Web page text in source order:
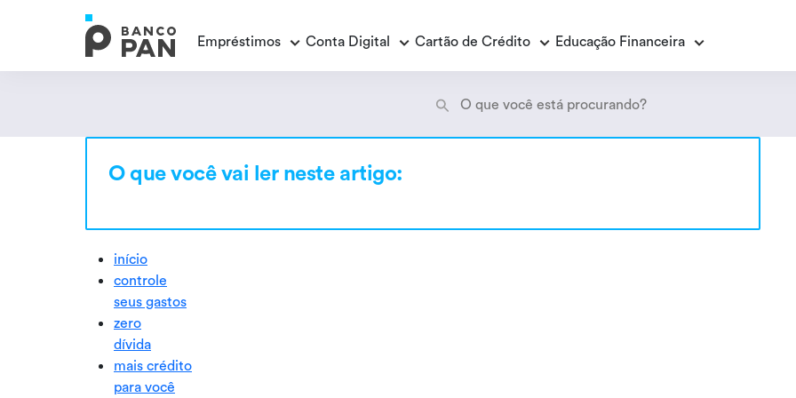
Empréstimos
Empréstimo Consignado
Conta Digital Cartão de Crédito Educação Financeira
Encontramos
O que você vai ler neste artigo:
início
controle
seus gastos
zero
dívida
mais crédito
para você